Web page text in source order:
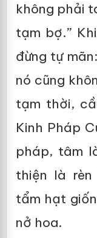
không phải
tạm bợ.”
đừng tự
nó cũng
tạm thời,
Kinh Pháp
pháp, tâm
thiện là
tẩm hạt
nở hoa.